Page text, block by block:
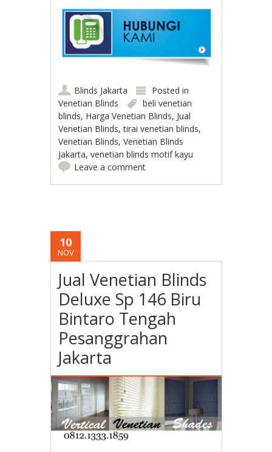
Blinds Jakarta
Posted in
Venetian Blinds
beli venetian
blinds, Harga Venetian Blinds, Jual
Venetian Blinds,tirai venetian blinds,
Venetian Blinds,Venetian Blinds
Jakarta,venetian blinds motif kayu
Leave a comment
10
NOV
Jual Venetian Blinds
Deluxe Sp 146 Biru
Bintaro Tengah
Pesanggrahan
Jakarta